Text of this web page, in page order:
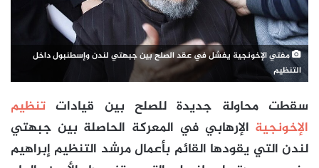
مفتي الإخونجية يفشل في عقد الصلح بين جبهتي لندن وإسطنبول داخل
التنظيم
سقطت محاولة جديدة للصلح بين قيادات تنظيم
الإخونجية الإرهابي في المعركة الحاصلة بين جبهتي
لندن التي يقودها القائم بأعمال مرشد التنظيم إبراهيم